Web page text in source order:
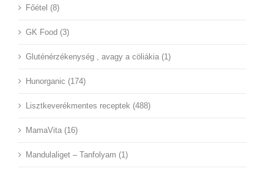
Főétel (8)
GK Food (3)
Gluténérzékenység , avagy a cöliákia (1)
Hunorganic (174)
Lisztkeverékmentes receptek (488)
MamaVita (16)
Mandulaliget – Tanfolyam (1)